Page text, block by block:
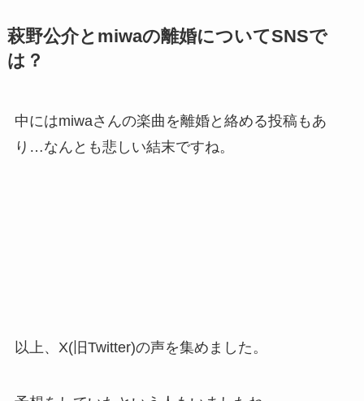
萩野公介とmiwaの離婚についてSNSで
は？
中にはmiwaさんの楽曲を離婚と絡める投稿もあ
り…なんとも悲しい結末ですね。
以上、X(旧Twitter)の声を集めました。